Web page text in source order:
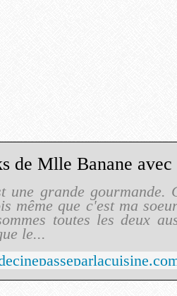
une grande gourmande.
même que c'est ma
toutes les deux
le...